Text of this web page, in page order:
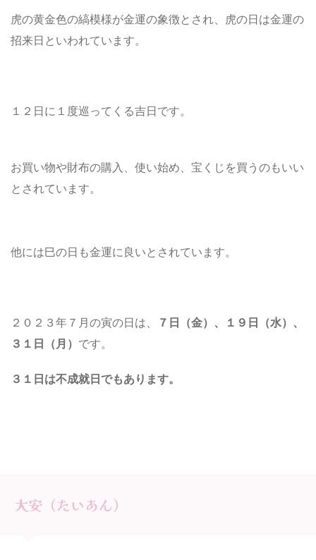
虎の黄金色の縞模様が金運の象徴とされ、虎の日は金運の
招来日といわれています。
１２日に１度巡ってくる吉日です。
お買い物や財布の購入、使い始め、宝くじを買うのもいい
とされています。
他には巳の日も金運に良いとされています。
２０２３年７月の寅の日は、 ７日（金）、１９日（水） 、
３１日（月） です。
３１日は不成就日でもあります。
大安（たいあん）